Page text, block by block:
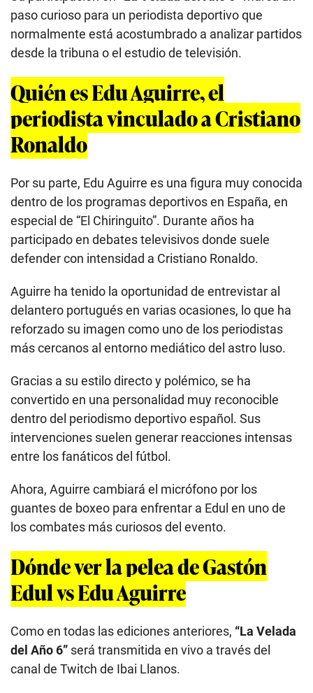
paso curioso para un periodista deportivo que
normalmente está acostumbrado a analizar partidos
desde la tribuna o el estudio de televisión.
Quién es Edu Aguirre, el
periodista vinculado a Cristiano
Ronaldo
Por su parte, Edu Aguirre es una figura muy conocida
dentro de los programas deportivos en España, en
especial de “El Chiringuito”. Durante años ha
participado en debates televisivos donde suele
defender con intensidad a Cristiano Ronaldo.
Aguirre ha tenido la oportunidad de entrevistar al
delantero portugués en varias ocasiones, lo que ha
reforzado su imagen como uno de los periodistas
más cercanos al entorno mediático del astro luso.
Gracias a su estilo directo y polémico, se ha
convertido en una personalidad muy reconocible
dentro del periodismo deportivo español. Sus
intervenciones suelen generar reacciones intensas
entre los fanáticos del fútbol.
Ahora, Aguirre cambiará el micrófono por los
guantes de boxeo para enfrentar a Edul en uno de
los combates más curiosos del evento.
Dónde ver la pelea de Gastón
Edul vs Edu Aguirre
Como en todas las ediciones anteriores, “La Velada
del Año 6” será transmitida en vivo a través del
canal de Twitch de Ibai Llanos.